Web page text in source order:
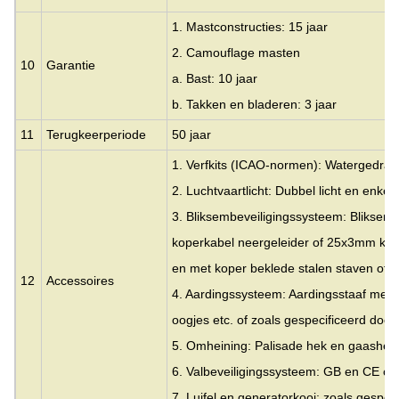
10 Garantie
1. Mastconstructies: 15 jaar
2. Camouflage masten
a. Bast: 10 jaar
b. Takken en bladeren: 3 jaar
11 Terugkeerperiode 50 jaar
12 Accessoires
1. Verfkits (ICAO-normen):
2. Luchtvaartlicht: Dubbel licht en enkel
3. Bliksembeveiligingssysteem:
koperkabel neergeleider of 25x3mm
en met koper beklede stalen staven of
4. Aardingssysteem: Aardingsstaaf met
oogjes etc. of zoals gespecificeerd door
5. Omheining: Palisade hek en
6. Valbeveiligingssysteem: GB en CE